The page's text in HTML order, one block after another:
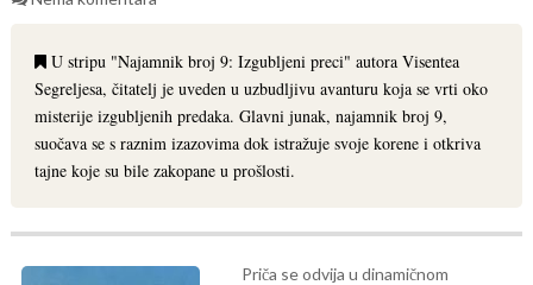
U stripu "Najamnik broj 9: Izgubljeni preci" autora Visentea
Segreljesa, čitatelj je uveden u uzbudljivu avanturu koja se vrti oko
misterije izgubljenih predaka. Glavni junak, najamnik broj 9,
suočava se s raznim izazovima dok istražuje svoje korene i otkriva
tajne koje su bile zakopane u prošlosti.
Priča se odvija u dinamičnom